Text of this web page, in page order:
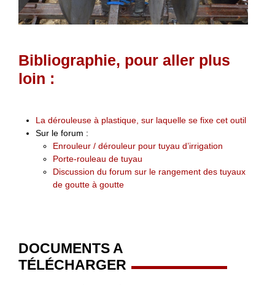
Bibliographie, pour aller plus
loin :
La dérouleuse à plastique, sur laquelle se fixe cet outil
Sur le forum :
Enrouleur / dérouleur pour tuyau d’irrigation
Porte-rouleau de tuyau
Discussion du forum sur le rangement des tuyaux
de goutte à goutte
DOCUMENTS A
TÉLÉCHARGER